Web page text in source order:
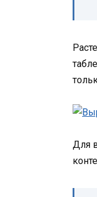
Для